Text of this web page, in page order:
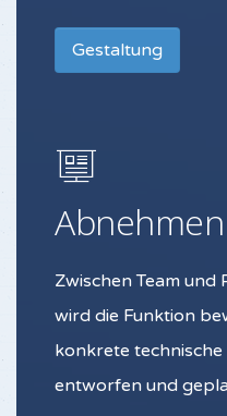
Gestaltung
Abnehmen
Zwischen Team und
wird die Funktion
konkrete
entworfen und